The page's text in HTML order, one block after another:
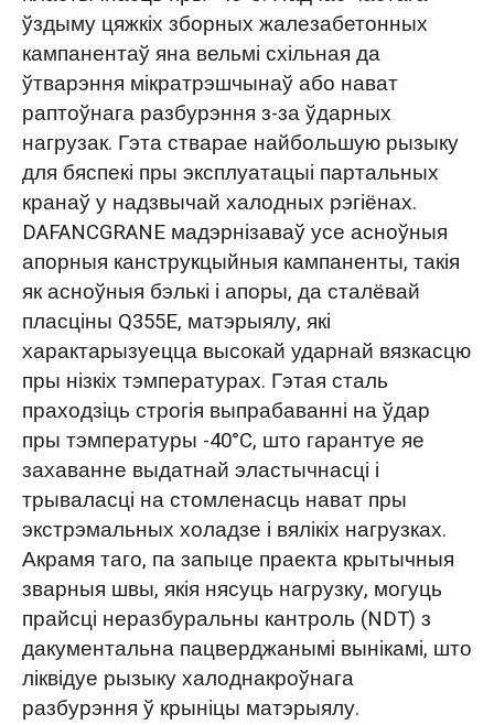
ўздыму цяжкіх зборных жалезабетонных
кампанентаў яна вельмі схільная да
ўтварэння мікратрэшчынаў або нават
раптоўнага разбурэння з-за ўдарных
нагрузак. Гэта стварае найбольшую рызыку
для бяспекі пры эксплуатацыі партальных
кранаў у надзвычай халодных рэгіёнах.
DAFANCGRANE мадэрнізаваў усе асноўныя
апорныя канструкцыйныя кампаненты, такія
як асноўныя бэлькі і апоры, да сталёвай
пласціны Q355E, матэрыялу, які
характарызуецца высокай ударнай вязкасцю
пры нізкіх тэмпературах. Гэтая сталь
праходзіць строгія выпрабаванні на ўдар
пры тэмпературы -40°C, што гарантуе яе
захаванне выдатнай эластычнасці і
трываласці на стомленасць нават пры
экстрэмальных холадзе і вялікіх нагрузках.
Акрамя таго, па запыце праекта крытычныя
зварныя швы, якія нясуць нагрузку, могуць
прайсці неразбуральны кантроль (NDT) з
дакументальна пацверджанымі вынікамі, што
ліквідуе рызыку халоднакроўнага
разбурэння ў крыніцы матэрыялу.